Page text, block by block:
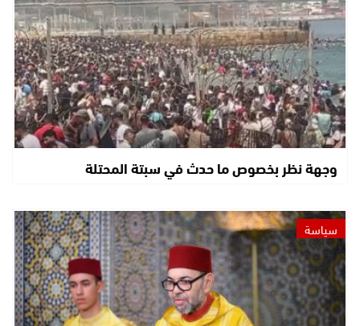
وجهة نظر بخصوص ما حدث في سبتة المحتلة
سياسة